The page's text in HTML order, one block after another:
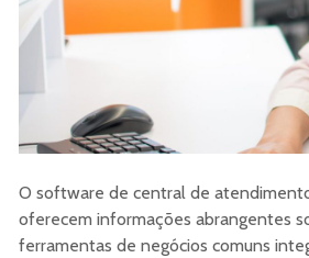
O software de central de
oferecem informações abrangentes
ferramentas de negócios comuns